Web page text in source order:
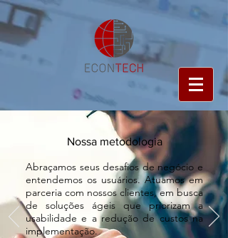
Nossa metodologia
Abraçamos seus desafios de negócio e
entendemos os usuários. Atuamos em
parceria com nossos clientes, em busca
de soluções ágeis que priorizam a
usabilidade e a redução de custos na
implementação.